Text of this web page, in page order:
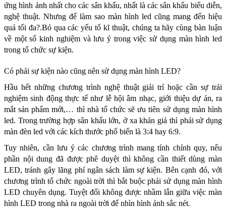
ứng hình ảnh nhất cho các sân khấu, nhất là các sân khấu biểu diễn,
nghệ thuật. Nhưng để làm sao màn hình led cũng mang đến hiệu
quả tối đa?.Bỏ qua các yếu tố kĩ thuật, chúng ta hãy cùng bàn luận
về một số kinh nghiệm và lưu ý trong việc sử dụng màn hình led
trong tổ chức sự kiện.
Có phải sự kiện nào cũng nên sử dụng màn hình LED?
Hầu hết những chương trình nghệ thuật giải trí hoặc cần sự trải
nghiệm sinh động thực tế như lễ hội âm nhạc, giới thiệu dự án, ra
mắt sản phẩm mới,… thì nhà tổ chức sẽ ưu tiên sử dụng màn hình
led. Trong trường hợp sân khấu lớn, ở xa khán giả thì phải sử dụng
màn đèn led với các kích thước phổ biến là 3:4 hay 6:9.
Tuy nhiên, cần lưu ý các chương trình mang tính chính quy, nếu
phần nội dung đã được phê duyệt thì không cần thiết dùng màn
LED, tránh gây lãng phí ngân sách làm sự kiện. Bên cạnh đó, với
chương trình tổ chức ngoài trời thì bắt buộc phải sử dụng màn hình
LED chuyên dụng. Tuyệt đối không được nhầm lẫn giữa việc màn
hình LED trong nhà ra ngoài trời để nhìn hình ảnh sắc nét.